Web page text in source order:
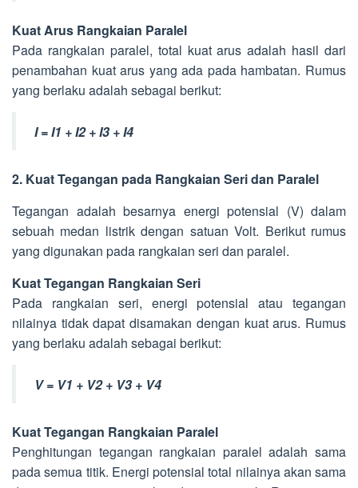
Kuat Arus Rangkaian Paralel
Pada rangkaian paralel, total kuat arus adalah hasil dari
penambahan kuat arus yang ada pada hambatan. Rumus
yang berlaku adalah sebagai berikut:
I = I1 + I2 + I3 + I4
2. Kuat Tegangan pada Rangkaian Seri dan Paralel
Tegangan adalah besarnya energi potensial (V) dalam
sebuah medan listrik dengan satuan Volt. Berikut rumus
yang digunakan pada rangkaian seri dan paralel.
Kuat Tegangan Rangkaian Seri
Pada rangkaian seri, energi potensial atau tegangan
nilainya tidak dapat disamakan dengan kuat arus. Rumus
yang berlaku adalah sebagai berikut:
V = V1 + V2 + V3 + V4
Kuat Tegangan Rangkaian Paralel
Penghitungan tegangan rangkaian paralel adalah sama
pada semua titik. Energi potensial total nilainya akan sama